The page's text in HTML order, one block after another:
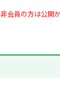
非会員の方は公開